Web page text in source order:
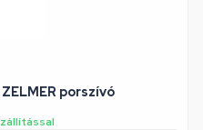
porszívó